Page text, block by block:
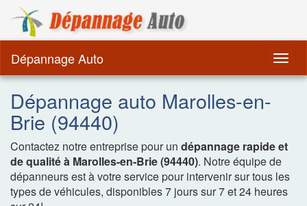
Dépannage Auto
Dépannage auto Marolles-en-
Brie (94440)
Contactez notre entreprise pour un dépannage rapide et
de qualité à Marolles-en-Brie (94440). Notre équipe de
dépanneurs est à votre service pour intervenir sur tous les
types de véhicules, disponibles 7 jours sur 7 et 24 heures